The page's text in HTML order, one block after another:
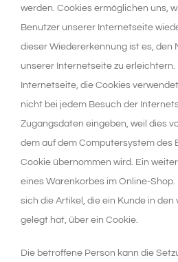
werden. Cookies ermöglichen uns,
Benutzer unserer Internetseite
dieser Wiedererkennung ist es, den
unserer Internetseite zu erleichtern.
Internetseite, die Cookies
nicht bei jedem Besuch der
Zugangsdaten eingeben, weil dies
dem auf dem Computersystem des
Cookie übernommen wird. Ein
eines Warenkorbes im Online-
sich die Artikel, die ein Kunde in
gelegt hat, über ein Cookie.
Die betroffene Person kann die